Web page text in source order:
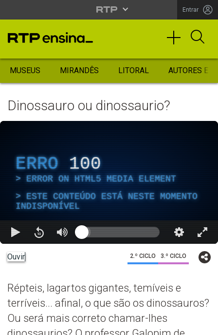
Entrar
MUSEUS MIRANDÊS LITORAL AUTORES
Dinossauro ou dinossaurio?
ERRO 100
ERROR ON HTML5 MEDIA ELEMENT
ESTE CONTEÚDO ESTÁ NESTE MOMENTO
INDISPONÍVEL
Ouvir 2.º CICLO 3.º CICLO
Répteis, lagartos gigantes, temíveis e
terríveis... afinal, o que são os dinossauros?
Ou será mais correto chamar-lhes